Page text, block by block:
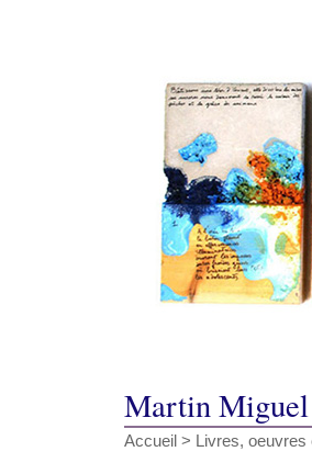
Martin Miguel
Accueil > Livres,